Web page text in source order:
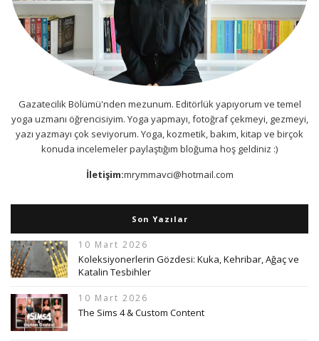
Gazatecilik Bölümü'nden mezunum. Editörlük yapıyorum ve temel
yoga uzmanı öğrencisiyim. Yoga yapmayı, fotoğraf çekmeyi, gezmeyi,
yazı yazmayı çok seviyorum. Yoga, kozmetik, bakım, kitap ve birçok
konuda incelemeler paylaştığım bloğuma hoş geldiniz :)
İletişim:mrymmavci@hotmail.com
Son Yazılar
10 Mart 2026
Koleksiyonerlerin Gözdesi: Kuka, Kehribar, Ağaç ve
Katalin Tesbihler
10 Mart 2026
The Sims 4 & Custom Content